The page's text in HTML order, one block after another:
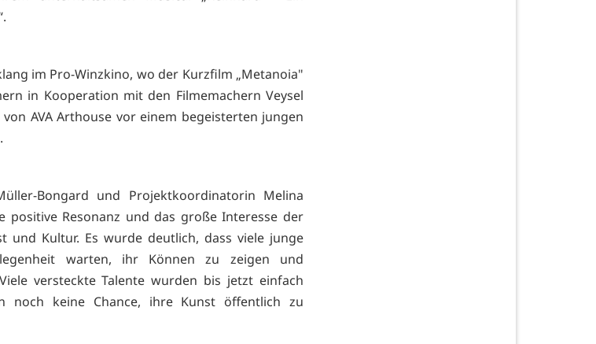
im Pro-Winzkino, wo der Kurzfilm „Metanoia"
in Kooperation mit den Filmemachern Veysel
von AVA Arthouse vor einem begeisterten jungen
Bongard und Projektkoordinatorin Melina
positive Resonanz und das große Interesse der
und Kultur. Es wurde deutlich, dass viele junge
warten, ihr Können zu zeigen und
versteckte Talente wurden bis jetzt einfach
noch keine Chance, ihre Kunst öffentlich zu